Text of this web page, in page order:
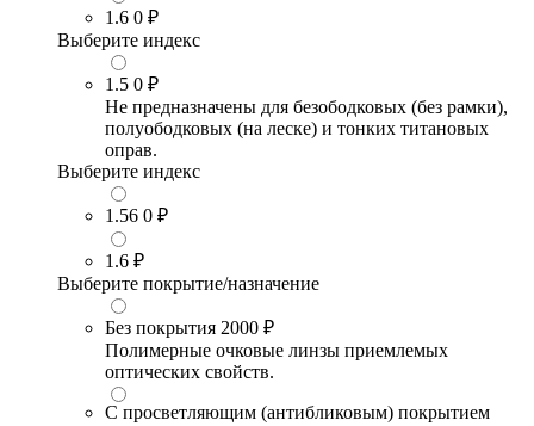
1.6 0 ₽
Выберите индекс
1.5 0 ₽
Не предназначены для безободковых (без рамки),
полуободковых (на леске) и тонких титановых
оправ.
Выберите индекс
1.56 0 ₽
1.6 ₽
Выберите покрытие/назначение
Без покрытия 2000 ₽
Полимерные очковые линзы приемлемых
оптических свойств.
С просветляющим (антибликовым) покрытием